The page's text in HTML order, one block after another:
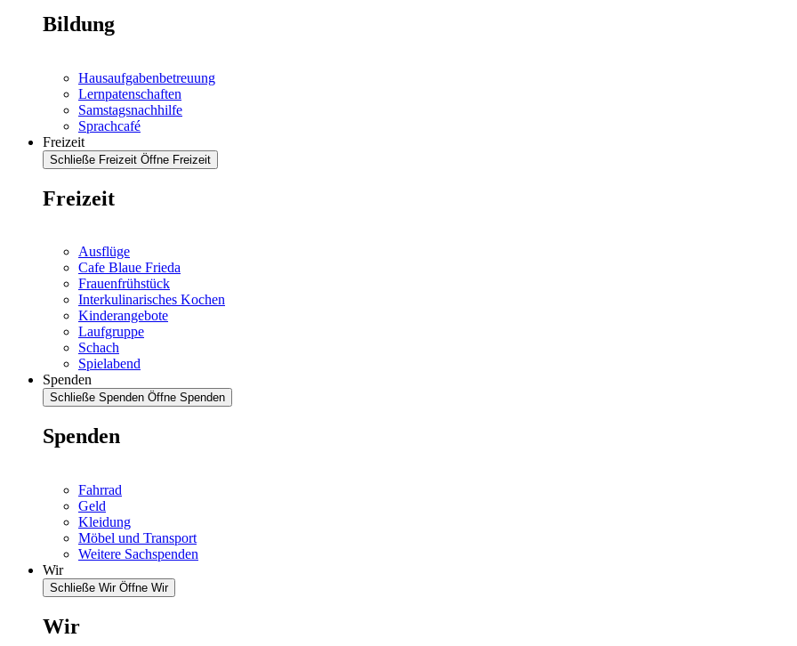
Bildung
Hausaufgabenbetreuung
Lernpatenschaften
Samstagsnachhilfe
Sprachcafé
Freizeit
Schließe Freizeit Öffne Freizeit
Freizeit
Ausflüge
Cafe Blaue Frieda
Frauenfrühstück
Interkulinarisches Kochen
Kinderangebote
Laufgruppe
Schach
Spielabend
Spenden
Schließe Spenden Öffne Spenden
Spenden
Fahrrad
Geld
Kleidung
Möbel und Transport
Weitere Sachspenden
Wir
Schließe Wir Öffne Wir
Wir